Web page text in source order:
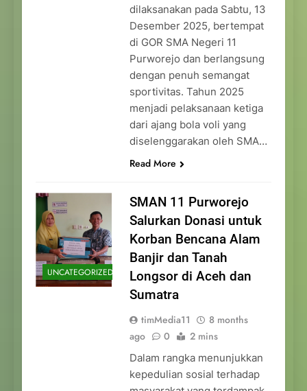
dilaksanakan pada Sabtu, 13
Desember 2025, bertempat
di GOR SMA Negeri 11
Purworejo dan berlangsung
dengan penuh semangat
sportivitas. Tahun 2025
menjadi pelaksanaan ketiga
dari ajang bola voli yang
diselenggarakan oleh SMA…
Read More
UNCATEGORIZED
SMAN 11 Purworejo
Salurkan Donasi untuk
Korban Bencana Alam
Banjir dan Tanah
Longsor di Aceh dan
Sumatra
timMedia11
8 months
ago
0 2 mins
Dalam rangka menunjukkan
kepedulian sosial terhadap